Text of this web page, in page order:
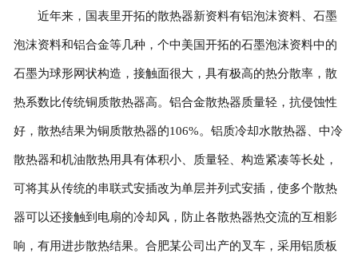
近年来，国表里开拓的散热器新资料有铝泡沫资料、石墨
泡沫资料和铝合金等几种，个中美国开拓的石墨泡沫资料中的
石墨为球形网状构造，接触面很大，具有极高的热分散率，散
热系数比传统铜质散热器高。铝合金散热器质量轻，抗侵蚀性
好，散热结果为铜质散热器的106%。铝质冷却水散热器、中冷
散热器和机油散热用具有体积小、质量轻、构造紧凑等长处，
可将其从传统的串联式安插改为单层并列式安插，使多个散热
器可以还接触到电扇的冷却风，防止各散热器热交流的互相影
响，有用进步散热结果。合肥某公司出产的叉车，采用铝质板